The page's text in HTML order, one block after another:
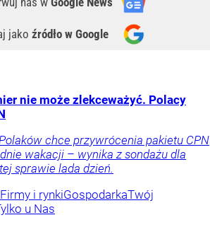
jako źródło w Google
nie może zlekceważyć. Polacy
chce przywrócenia pakietu CPN
wakacji – wynika z sondażu dla
sprawie lada dzień.
Firmy i rynkiGospodarkaTwój
u Nas